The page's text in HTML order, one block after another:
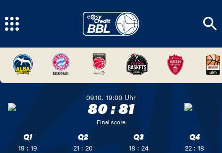
09.10. 19:00 Uhr
80:81
Final score
Q1
19 : 19
Q2
21 : 20
Q3
18 : 24
Q4
22 : 18